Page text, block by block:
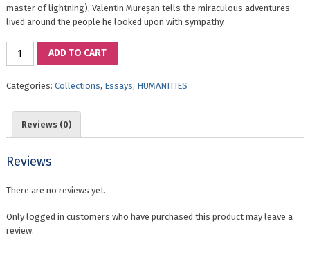
master of lightning), Valentin Mureșan tells the miraculous adventures
lived around the people he looked upon with sympathy.
ȘI
FANTASTICE
ADD TO CART
Categories: Collections, Essays, HUMANITIES
Reviews (0)
Reviews
There are no reviews yet.
Only logged in customers who have purchased this product may leave a
review.